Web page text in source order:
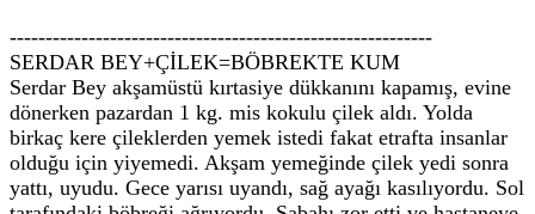
-----------------------------------------------------------
SERDAR BEY+ÇİLEK=BÖBREKTE KUM
Serdar Bey akşamüstü kırtasiye dükkanını kapamış, evine
dönerken pazardan 1 kg. mis kokulu çilek aldı. Yolda
birkaç kere çileklerden yemek istedi fakat etrafta insanlar
olduğu için yiyemedi. Akşam yemeğinde çilek yedi sonra
yattı, uyudu. Gece yarısı uyandı, sağ ayağı kasılıyordu. Sol